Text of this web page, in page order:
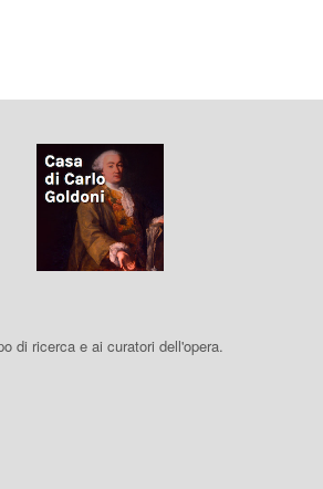
di ricerca e ai curatori dell'opera.